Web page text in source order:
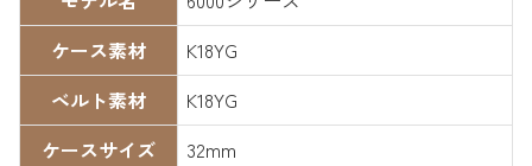
ケース素材
K18YG
ベルト素材
K18YG
ケースサイズ
32mm